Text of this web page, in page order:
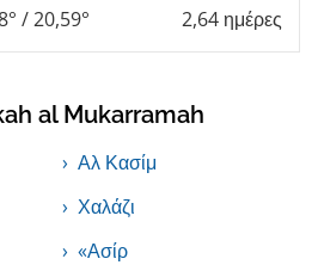
/ 20,59° 2,64 ημέρες
al Mukarramah
Αλ Κασίμ
Χαλάζι
«Ασίρ